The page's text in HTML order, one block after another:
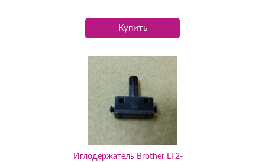
Купить
Иглодержатель Brother LT2-